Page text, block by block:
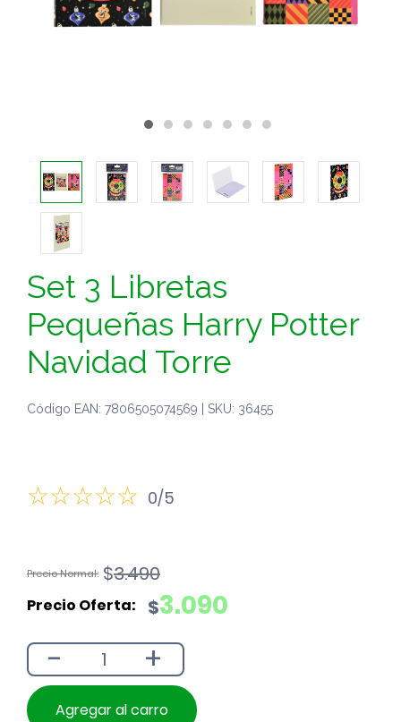
Set 3 Libretas
Pequeñas Harry Potter
Navidad Torre
Código EAN: 7806505074569 | SKU: 36455
0/5
$3.490
El
original
$3.490.
$3.090
El
actual
$3.090.
- +
Agregar al carro